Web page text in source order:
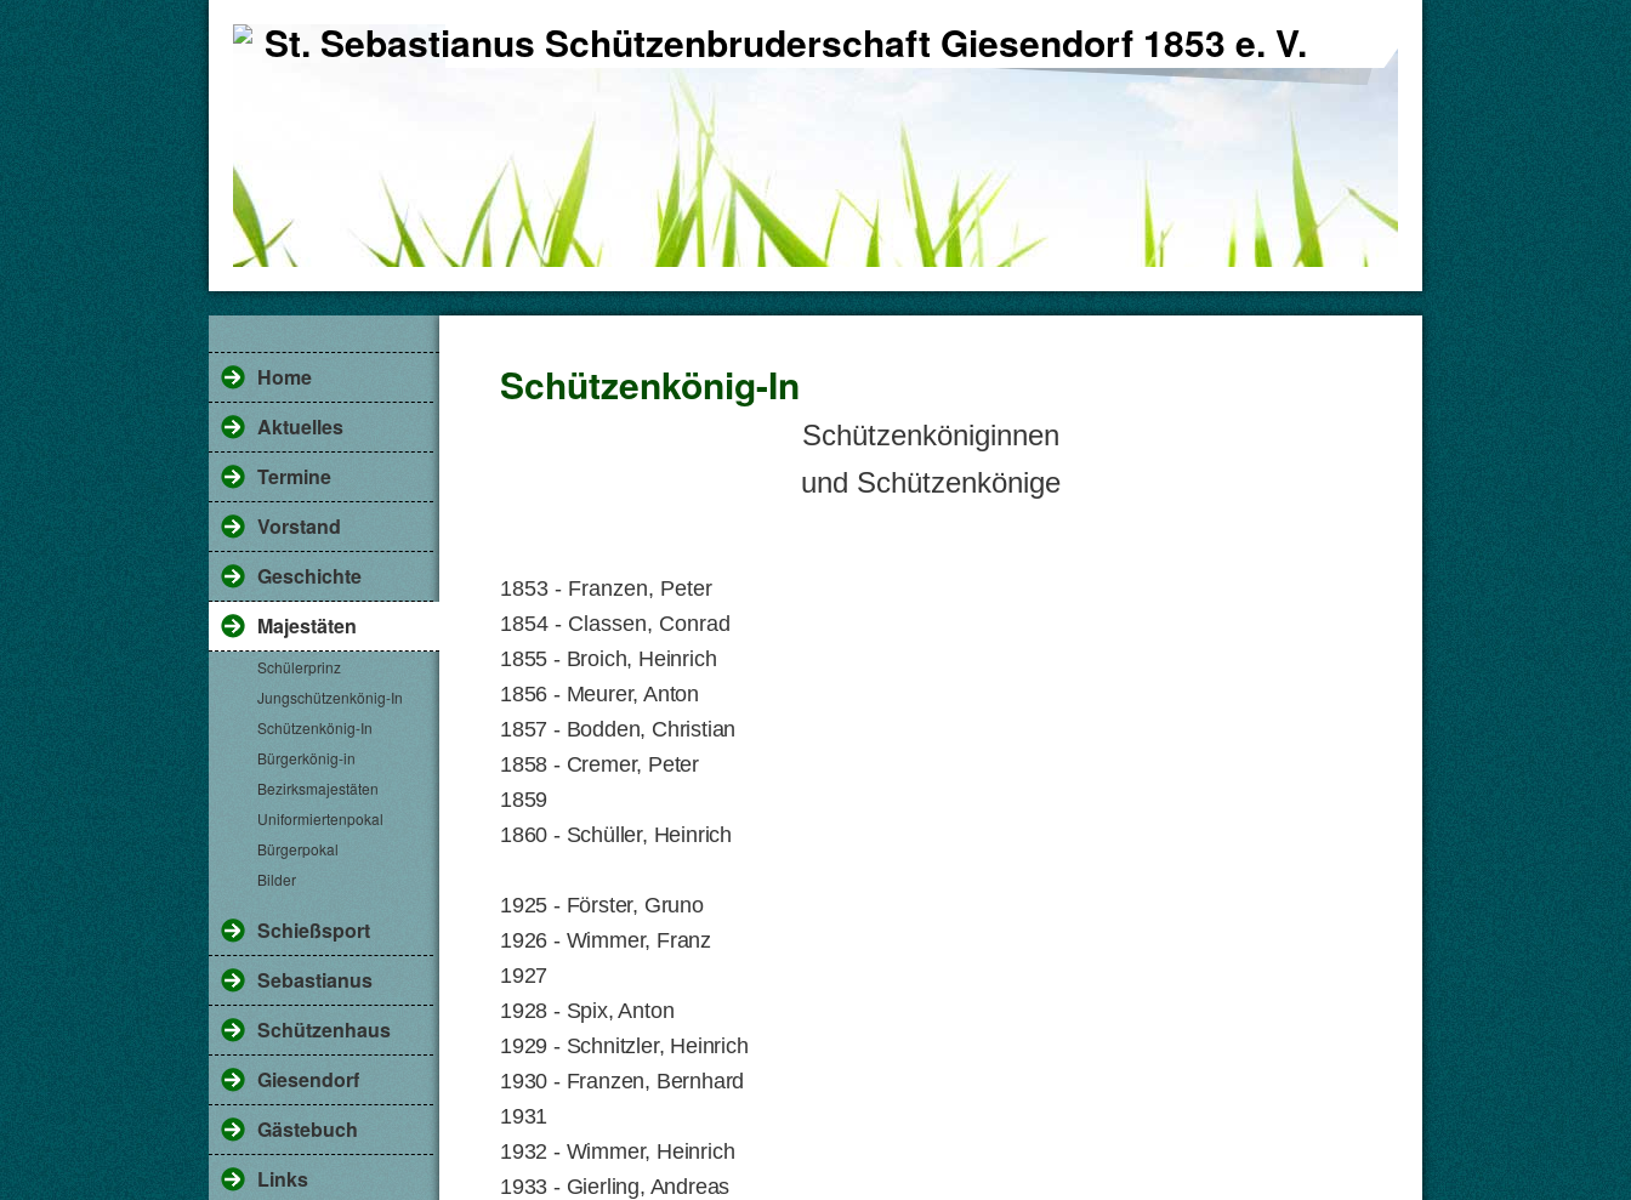
St. Sebastianus Schützenbruderschaft Giesendorf 1853 e. V.
Home
Aktuelles
Termine
Vorstand
Geschichte
Majestäten
Schülerprinz
Jungschützenkönig-In
Schützenkönig-In
Bürgerkönig-in
Bezirksmajestäten
Uniformiertenpokal
Bürgerpokal
Bilder
Schießsport
Sebastianus
Schützenhaus
Giesendorf
Gästebuch
Links
Schützenkönig-In
Schützenköniginnen
und Schützenkönige
1853 - Franzen, Peter
1854 - Classen, Conrad
1855 - Broich, Heinrich
1856 - Meurer, Anton
1857 - Bodden, Christian
1858 - Cremer, Peter
1859
1860 - Schüller, Heinrich
1925 - Förster, Gruno
1926 - Wimmer, Franz
1927
1928 - Spix, Anton
1929 - Schnitzler, Heinrich
1930 - Franzen, Bernhard
1931
1932 - Wimmer, Heinrich
1933 - Gierling, Andreas